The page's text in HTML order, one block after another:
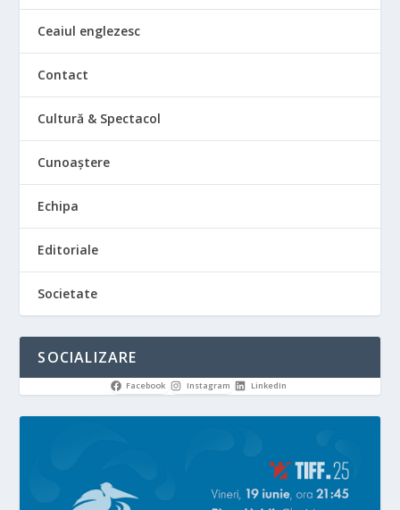
Ceaiul englezesc
Contact
Cultură & Spectacol
Cunoaștere
Echipa
Editoriale
Societate
SOCIALIZARE
Facebook Instagram LinkedIn